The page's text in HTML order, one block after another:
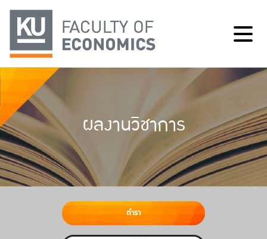
ผลงานวิชาการ
ตำรา